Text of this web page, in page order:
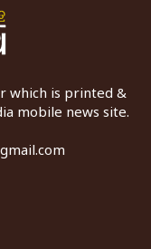
which is printed &
mobile news site.